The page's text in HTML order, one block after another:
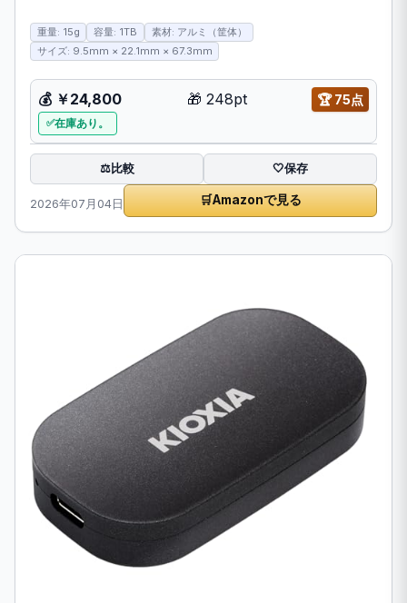
重量: 15g 容量: 1TB
素材: アルミ（筐体）
サイズ: 9.5mm × 22.1mm × 67.3mm
💰 ￥24,800 🎁 248pt 🏆75点
在庫あり。
⚖️比較 🤍保存
2026年07月04日 🛒Amazonで見る